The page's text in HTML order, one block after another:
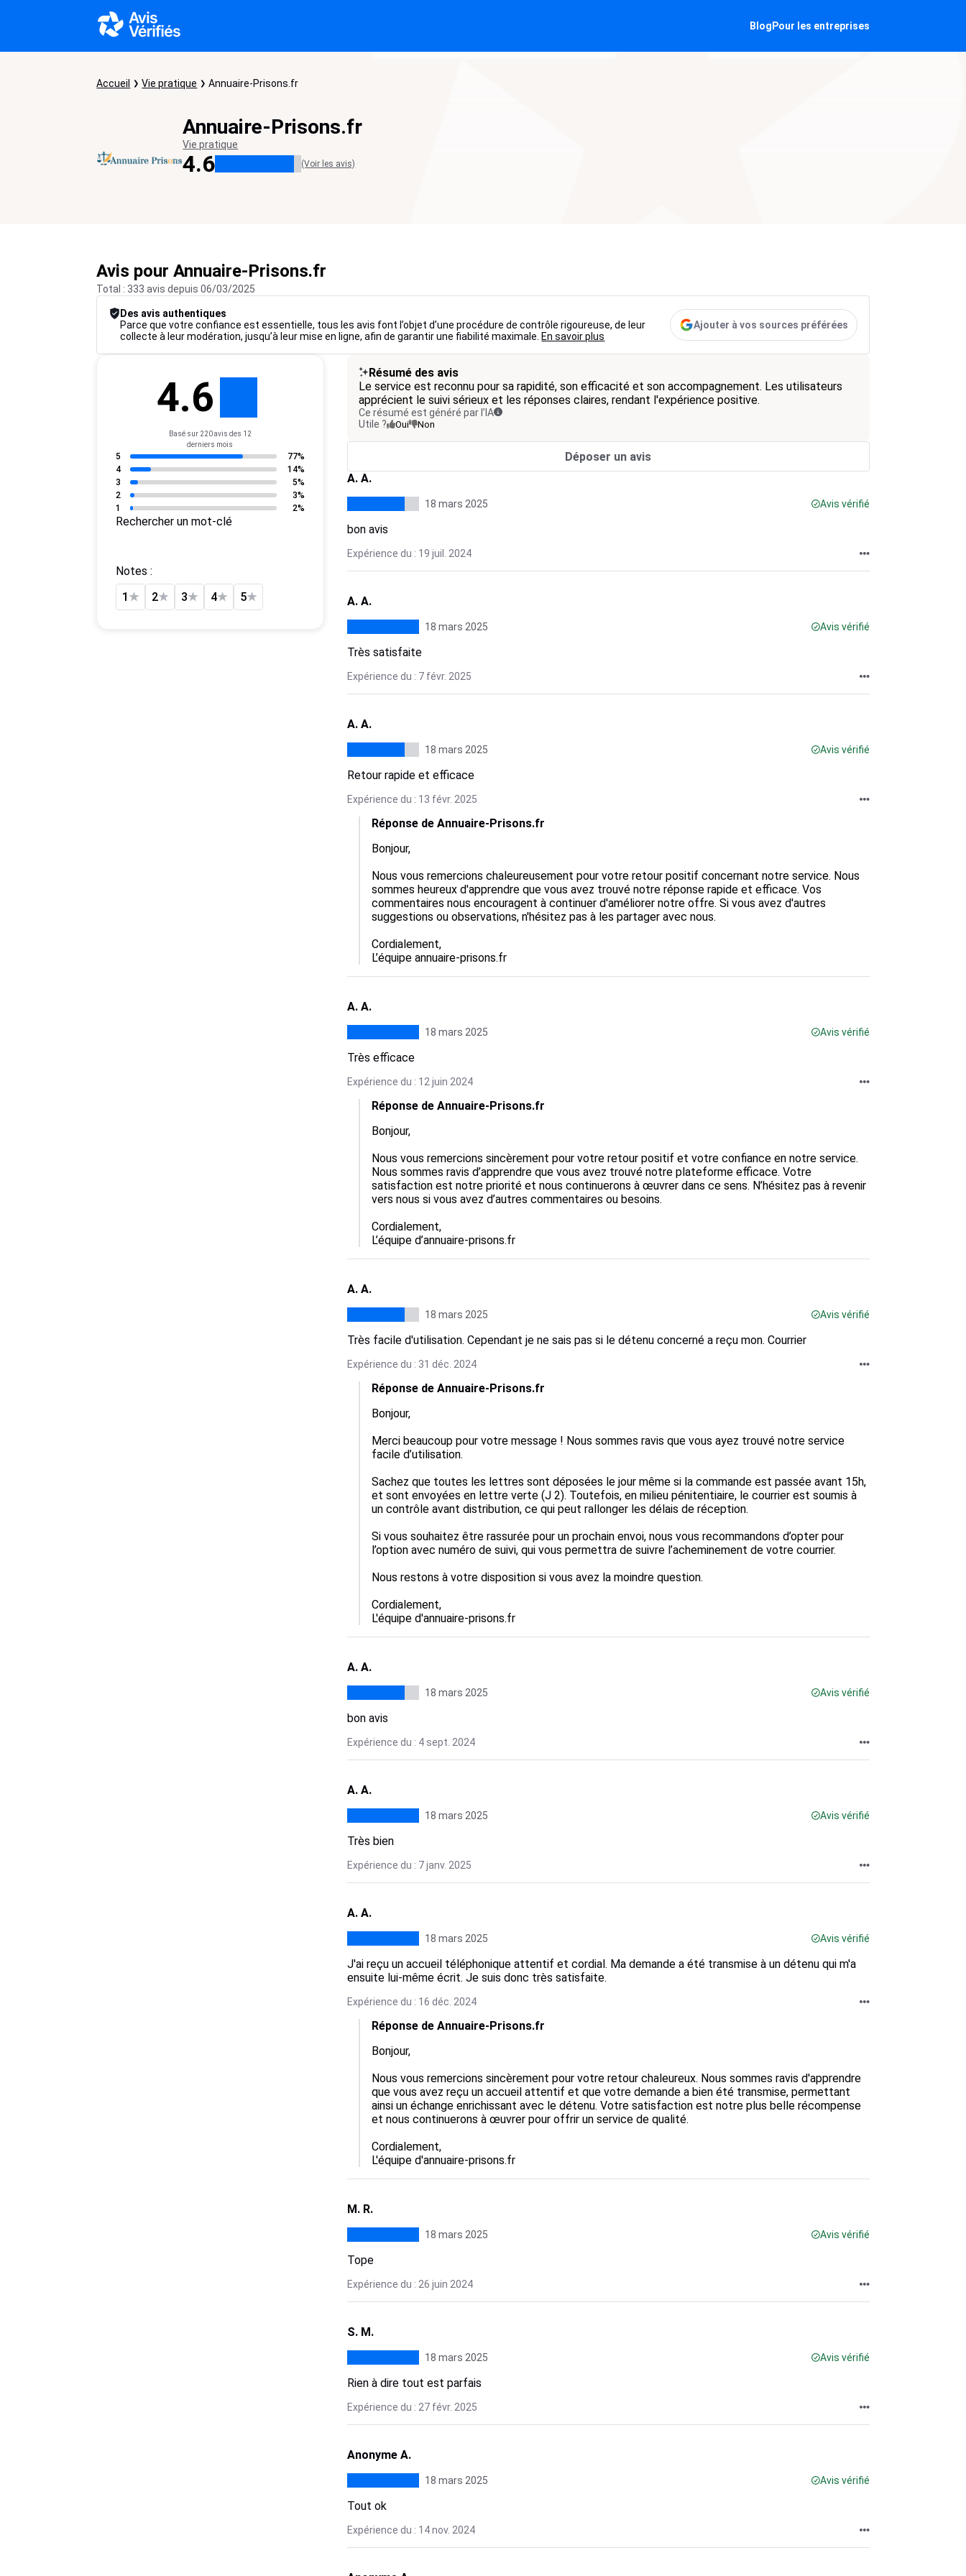
Blog Pour les entreprises
Accueil Vie pratique Annuaire-Prisons.fr
Annuaire-Prisons.fr
Vie pratique
4.6 (Voir les avis)
Avis pour Annuaire-Prisons.fr
Total : 333 avis depuis 06/03/2025
Des avis authentiques
Parce que votre confiance est essentielle, tous les avis font l’objet d’une procédure de contrôle rigoureuse, de leur
collecte à leur modération, jusqu’à leur mise en ligne, afin de garantir une fiabilité maximale. En savoir plus
Ajouter à vos sources préférées
4.6
Basé sur 220 avis des 12
derniers mois
5
77%
4
14%
3
5%
2
3%
1
2%
Rechercher un mot-clé
Notes :
1 ★ 2★ 3★ 4★ 5★
Résumé des avis
Le service est reconnu pour sa rapidité, son efficacité et son accompagnement. Les utilisateurs
apprécient le suivi sérieux et les réponses claires, rendant l'expérience positive.
Ce résumé est généré par l’IA
Utile ?
Oui Non
Déposer un avis
A. A.
18 mars 2025 Avis vérifié
bon avis
Expérience du : 19 juil. 2024
A. A.
18 mars 2025 Avis vérifié
Très satisfaite
Expérience du : 7 févr. 2025
A. A.
18 mars 2025 Avis vérifié
Retour rapide et efficace
Expérience du : 13 févr. 2025
Réponse de Annuaire-Prisons.fr
Bonjour,
Nous vous remercions chaleureusement pour votre retour positif concernant notre service. Nous
sommes heureux d'apprendre que vous avez trouvé notre réponse rapide et efficace. Vos
commentaires nous encouragent à continuer d'améliorer notre offre. Si vous avez d'autres
suggestions ou observations, n'hésitez pas à les partager avec nous.
Cordialement,
L’équipe annuaire-prisons.fr
A. A.
18 mars 2025 Avis vérifié
Très efficace
Expérience du : 12 juin 2024
Réponse de Annuaire-Prisons.fr
Bonjour,
Nous vous remercions sincèrement pour votre retour positif et votre confiance en notre service.
Nous sommes ravis d’apprendre que vous avez trouvé notre plateforme efficace. Votre
satisfaction est notre priorité et nous continuerons à œuvrer dans ce sens. N’hésitez pas à revenir
vers nous si vous avez d’autres commentaires ou besoins.
Cordialement,
L’équipe d’annuaire-prisons.fr
A. A.
18 mars 2025 Avis vérifié
Très facile d'utilisation. Cependant je ne sais pas si le détenu concerné a reçu mon. Courrier
Expérience du : 31 déc. 2024
Réponse de Annuaire-Prisons.fr
Bonjour,
Merci beaucoup pour votre message ! Nous sommes ravis que vous ayez trouvé notre service
facile d’utilisation.
Sachez que toutes les lettres sont déposées le jour même si la commande est passée avant 15h,
et sont envoyées en lettre verte (J 2). Toutefois, en milieu pénitentiaire, le courrier est soumis à
un contrôle avant distribution, ce qui peut rallonger les délais de réception.
Si vous souhaitez être rassurée pour un prochain envoi, nous vous recommandons d’opter pour
l’option avec numéro de suivi, qui vous permettra de suivre l’acheminement de votre courrier.
Nous restons à votre disposition si vous avez la moindre question.
Cordialement,
L'équipe d'annuaire-prisons.fr
A. A.
18 mars 2025 Avis vérifié
bon avis
Expérience du : 4 sept. 2024
A. A.
18 mars 2025 Avis vérifié
Très bien
Expérience du : 7 janv. 2025
A. A.
18 mars 2025 Avis vérifié
J'ai reçu un accueil téléphonique attentif et cordial. Ma demande a été transmise à un détenu qui m'a
ensuite lui-même écrit. Je suis donc très satisfaite.
Expérience du : 16 déc. 2024
Réponse de Annuaire-Prisons.fr
Bonjour,
Nous vous remercions sincèrement pour votre retour chaleureux. Nous sommes ravis d'apprendre
que vous avez reçu un accueil attentif et que votre demande a bien été transmise, permettant
ainsi un échange enrichissant avec le détenu. Votre satisfaction est notre plus belle récompense
et nous continuerons à œuvrer pour offrir un service de qualité.
Cordialement,
L'équipe d'annuaire-prisons.fr
M. R.
18 mars 2025 Avis vérifié
Tope
Expérience du : 26 juin 2024
S. M.
18 mars 2025 Avis vérifié
Rien à dire tout est parfais
Expérience du : 27 févr. 2025
Anonyme A.
18 mars 2025 Avis vérifié
Tout ok
Expérience du : 14 nov. 2024